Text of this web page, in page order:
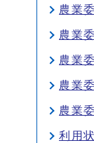
農業
農業
農業
農業
農業
利用